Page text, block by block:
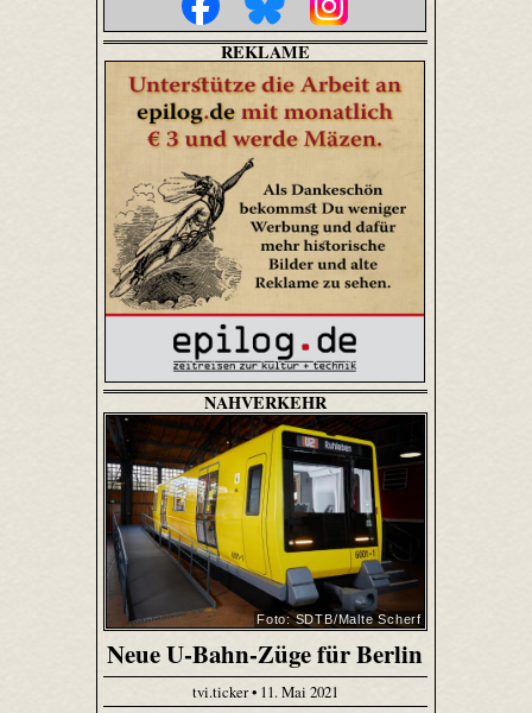
REKLAME
NAHVERKEHR
Foto: SDTB/Malte Scherf
Neue U-Bahn-Züge für Berlin
tvi.ticker • 11. Mai 2021